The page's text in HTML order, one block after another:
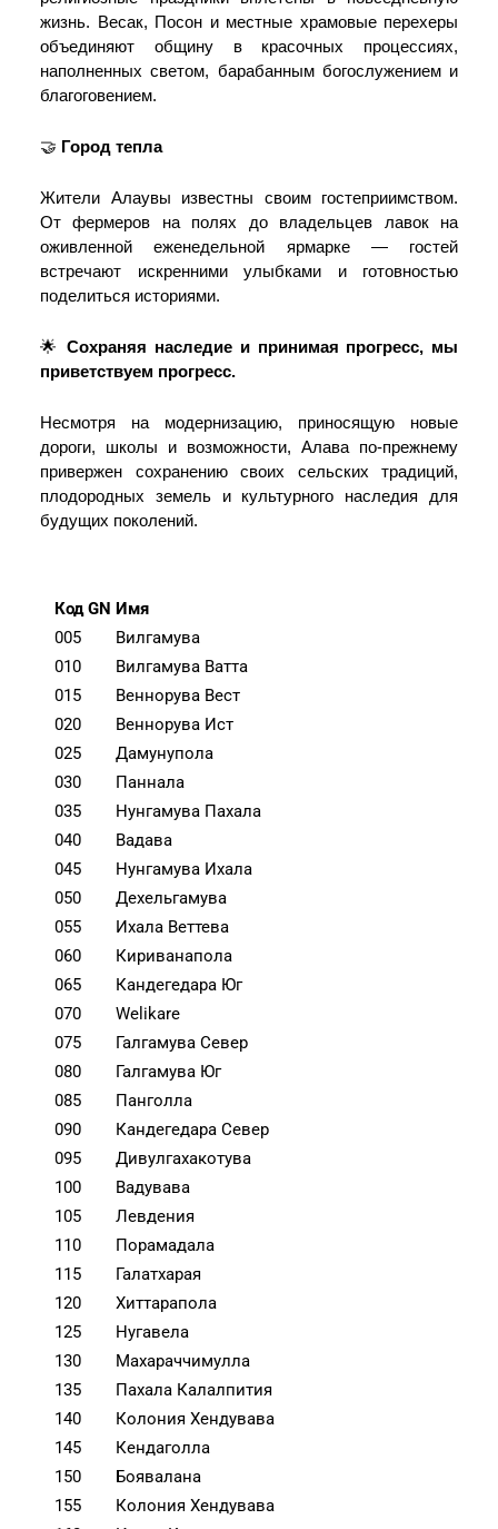
жизнь. Весак, Посон и местные храмовые перехеры
объединяют общину в красочных процессиях,
наполненных светом, барабанным богослужением и
благоговением.
🤝 Город тепла
Жители Алаувы известны своим гостеприимством.
От фермеров на полях до владельцев лавок на
оживленной еженедельной ярмарке — гостей
встречают искренними улыбками и готовностью
поделиться историями.
🌟Сохраняя наследие и принимая прогресс, мы
приветствуем прогресс.
Несмотря на модернизацию, приносящую новые
дороги, школы и возможности, Алава по-прежнему
привержен сохранению своих сельских традиций,
плодородных земель и культурного наследия для
будущих поколений.
Код GN Имя
005
Вилгамува
010
Вилгамува Ватта
015
Веннорува Вест
020
Веннорува Ист
025
Дамунупола
030
Паннала
035
Нунгамува Пахала
040
Вадава
045
Нунгамува Ихала
050
Дехельгамува
055
Ихала Веттева
060
Кириванапола
065
Кандегедара Юг
070
Welikare
075
Галгамува Север
080
Галгамува Юг
085
Панголла
090
Кандегедара Север
095
Дивулгахакотува
100
Вадувава
105
Левдения
110
Порамадала
115
Галатхарая
120
Хиттарапола
125
Нугавела
130
Махараччимулла
135
Пахала Калалпития
140
Колония Хендувава
145
Кендаголла
150
Боявалана
155
Колония Хендувава